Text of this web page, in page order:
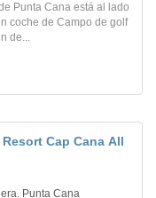
Punta Cana está al lado
coche de Campo de golf
de...
Cap Cana All
Punta Cana